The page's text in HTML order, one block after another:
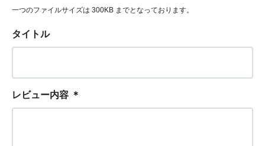
一つのファイルサイズは 300KB までとなっております。
タイトル
レビュー内容 ＊